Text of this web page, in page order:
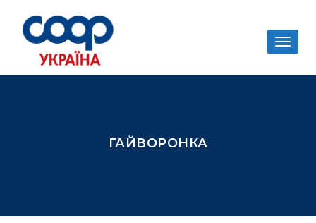
ГАЙВОРОНКА